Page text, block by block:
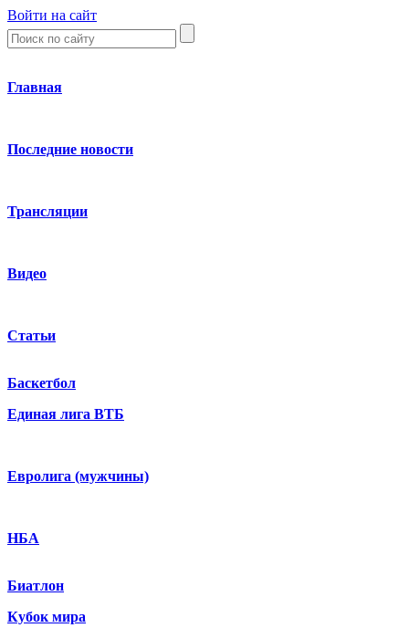
Войти на сайт
Главная
Последние новости
Трансляции
Видео
Статьи
Баскетбол
Единая лига ВТБ
Евролига (мужчины)
НБА
Биатлон
Кубок мира